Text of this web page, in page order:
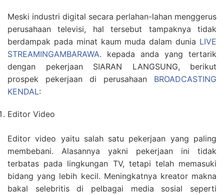
Meski industri digital secara perlahan-lahan menggerus
perusahaan televisi, hal tersebut tampaknya tidak
berdampak pada minat kaum muda dalam dunia LIVE
STREAMINGAMBARAWA. kepada anda yang tertarik
dengan pekerjaan SIARAN LANGSUNG, berikut
prospek pekerjaan di perusahaan BROADCASTING
KENDAL:
Editor Video
Editor video yaitu salah satu pekerjaan yang paling
membebani. Alasannya yakni pekerjaan ini tidak
terbatas pada lingkungan TV, tetapi telah memasuki
bidang yang lebih kecil. Meningkatnya kreator makna
bakal selebritis di pelbagai media sosial seperti